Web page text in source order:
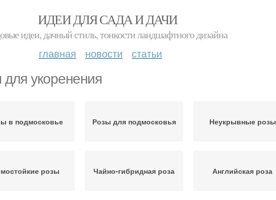
ИДЕИ ДЛЯ САДА И ДАЧИ
идеи, дачный стиль, тонкости ландшафтного дизайна
главная новости статьи
для укоренения
в подмосковье Розы для подмосковья Неукрывные розы
розы Чайно-гибридная роза Английская роза